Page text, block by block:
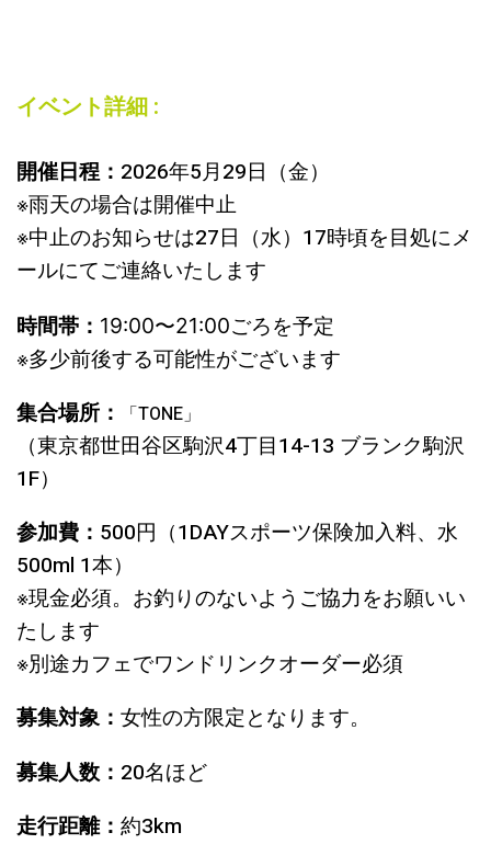
イベント詳細 :
開催日程： 2026年5月29日（金）
※雨天の場合は開催中止
※中止のお知らせは27日（水）17時頃を目処にメ
ールにてご連絡いたします
時間帯： 19:00〜21:00ごろを予定
※多少前後する可能性がございます
集合場所：
「TONE」
（東京都世田谷区駒沢4丁目14-13 ブランク駒沢
1F）
参加費： 500円（1DAYスポーツ保険加入料、水
500ml 1本）
※現金必須。お釣りのないようご協力をお願いい
たします
※別途カフェでワンドリンクオーダー必須
募集対象： 女性の方限定となります。
募集人数： 20名ほど
走行距離： 約3km